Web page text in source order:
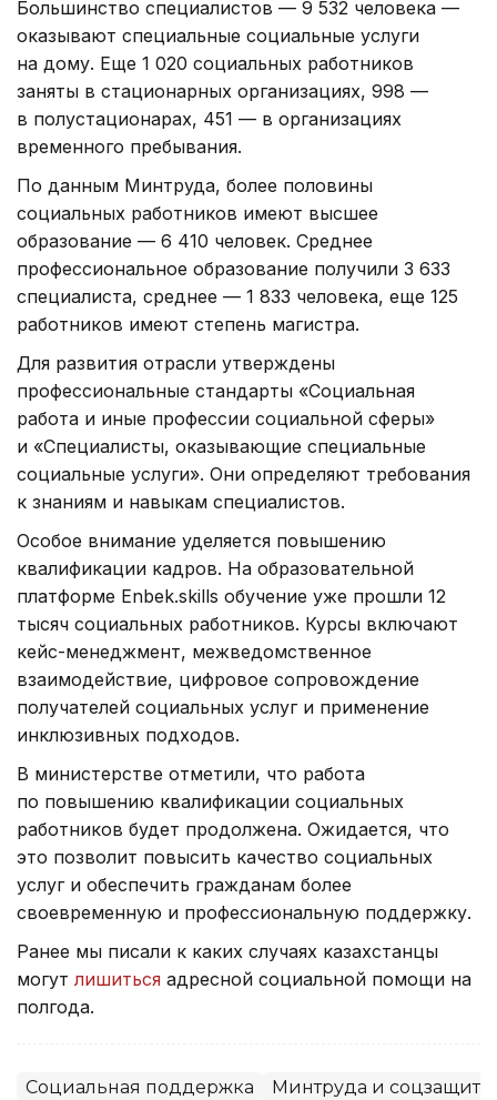
Большинство специалистов — 9 532 человека —
оказывают специальные социальные услуги
на дому. Еще 1 020 социальных работников
заняты в стационарных организациях, 998 —
в полустационарах, 451 — в организациях
временного пребывания.
По данным Минтруда, более половины
социальных работников имеют высшее
образование — 6 410 человек. Среднее
профессиональное образование получили 3 633
специалиста, среднее — 1 833 человека, еще 125
работников имеют степень магистра.
Для развития отрасли утверждены
профессиональные стандарты «Социальная
работа и иные профессии социальной сферы»
и «Специалисты, оказывающие специальные
социальные услуги». Они определяют требования
к знаниям и навыкам специалистов.
Особое внимание уделяется повышению
квалификации кадров. На образовательной
платформе Enbek.skills обучение уже прошли 12
тысяч социальных работников. Курсы включают
кейс-менеджмент, межведомственное
взаимодействие, цифровое сопровождение
получателей социальных услуг и применение
инклюзивных подходов.
В министерстве отметили, что работа
по повышению квалификации социальных
работников будет продолжена. Ожидается, что
это позволит повысить качество социальных
услуг и обеспечить гражданам более
своевременную и профессиональную поддержку.
Ранее мы писали к каких случаях казахстанцы
могутлишиться адресной социальной помощи на
полгода.
Социальная поддержка Минтруда и